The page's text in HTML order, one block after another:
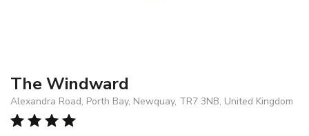
The Windward
Alexandra Road, Porth Bay, Newquay, TR7 3NB, United Kingdom